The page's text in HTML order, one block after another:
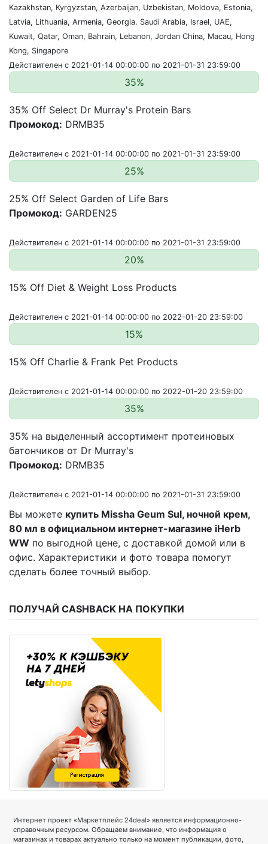
Kazakhstan, Kyrgyzstan, Azerbaijan, Uzbekistan, Moldova, Estonia,
Latvia, Lithuania, Armenia, Georgia. Saudi Arabia, Israel, UAE,
Kuwait, Qatar, Oman, Bahrain, Lebanon, Jordan China, Macau, Hong
Kong, Singapore
Действителен с 2021-01-14 00:00:00 по 2021-01-31 23:59:00
35%
35% Off Select Dr Murray's Protein Bars
Промокод: DRMB35
Действителен с 2021-01-14 00:00:00 по 2021-01-31 23:59:00
25%
25% Off Select Garden of Life Bars
Промокод: GARDEN25
Действителен с 2021-01-14 00:00:00 по 2021-01-31 23:59:00
20%
15% Off Diet & Weight Loss Products
Действителен с 2021-01-14 00:00:00 по 2022-01-20 23:59:00
15%
15% Off Charlie & Frank Pet Products
Действителен с 2021-01-14 00:00:00 по 2022-01-20 23:59:00
35%
35% на выделенный ассортимент протеиновых
батончиков от Dr Murray's
Промокод: DRMB35
Действителен с 2021-01-14 00:00:00 по 2021-01-31 23:59:00
Вы можете купить Missha Geum Sul, ночной крем,
80 мл в официальном интернет-магазине iHerb
WW по выгодной цене, с доставкой домой или в
офис. Характеристики и фото товара помогут
сделать более точный выбор.
ПОЛУЧАЙ CASHBACK НА ПОКУПКИ
Интернет проект «Маркетплейс 24deal» является информационно-
справочным ресурсом. Обращаем внимание, что информация о
магазинах и товарах актуально только на момент публикации, фото,